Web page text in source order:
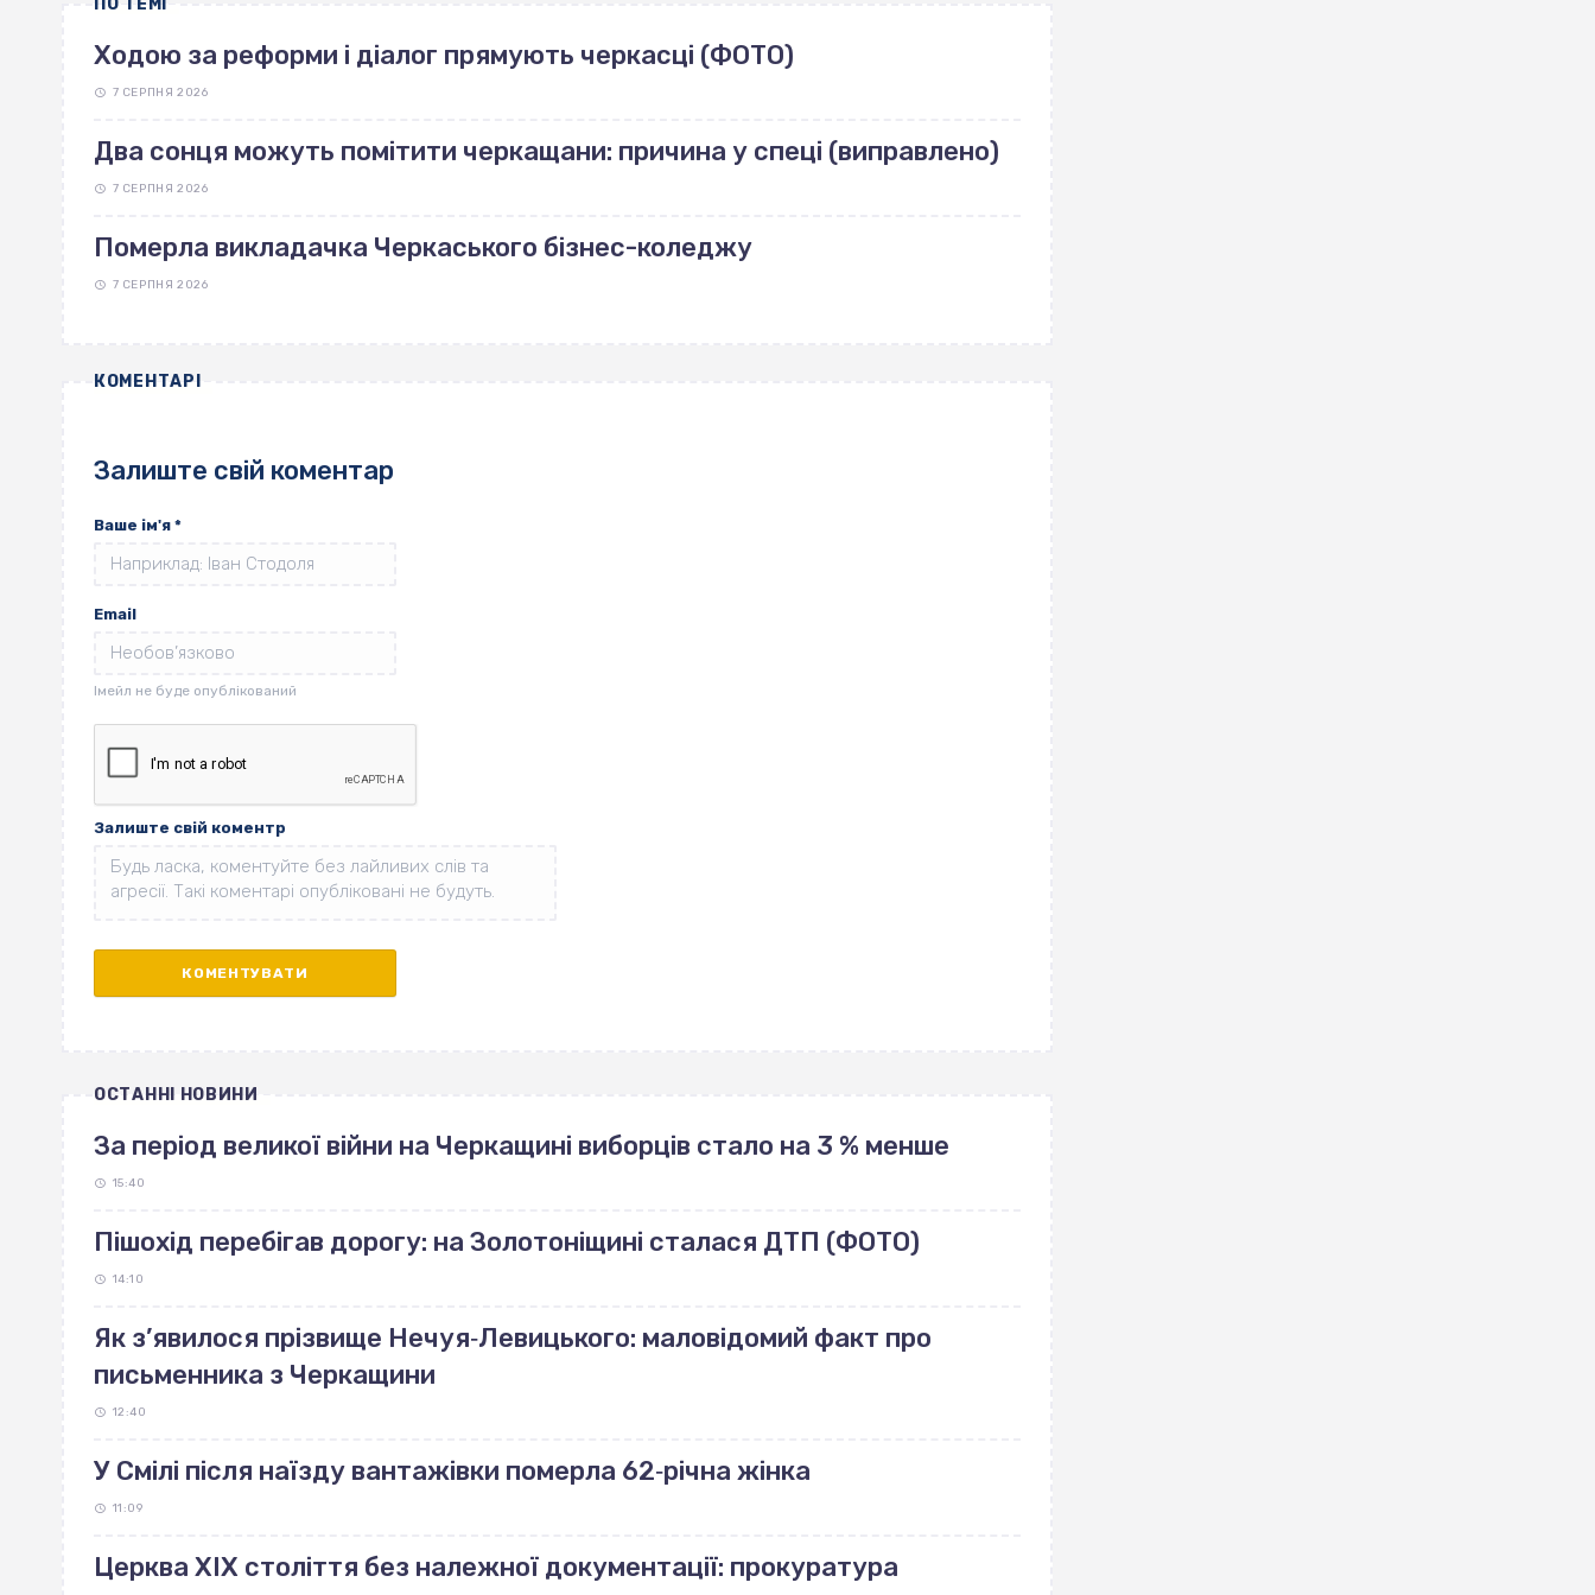
ПО ТЕМІ
Ходою за реформи і діалог прямують черкасці (ФОТО)
7 СЕРПНЯ 2026
Два сонця можуть помітити черкащани: причина у спеці (виправлено)
7 СЕРПНЯ 2026
Померла викладачка Черкаського бізнес-коледжу
7 СЕРПНЯ 2026
КОМЕНТАРІ
Залиште свій коментар
Ваше ім'я *
Email
Залиште свій коментр
ОСТАННІ НОВИНИ
За період великої війни на Черкащині виборців стало на 3 % менше
15:40
Пішохід перебігав дорогу: на Золотоніщині сталася ДТП (ФОТО)
14:10
Як з’явилося прізвище Нечуя‐Левицького: маловідомий факт про
письменника з Черкащини
12:40
У Смілі після наїзду вантажівки померла 62‐річна жінка
11:09
Церква ХІХ століття без належної документації: прокуратура